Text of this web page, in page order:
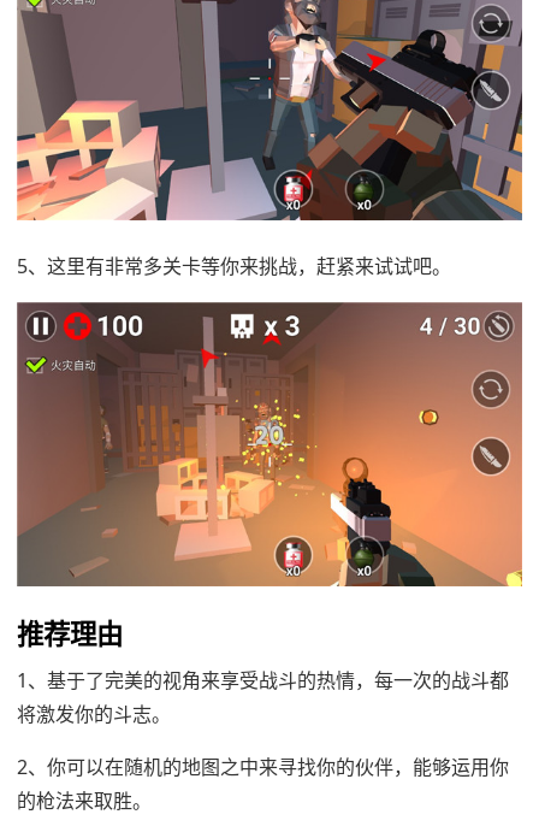
5、这里有非常多关卡等你来挑战，赶紧来试试吧。
推荐理由
1、基于了完美的视角来享受战斗的热情，每一次的战斗都
将激发你的斗志。
2、你可以在随机的地图之中来寻找你的伙伴，能够运用你
的枪法来取胜。